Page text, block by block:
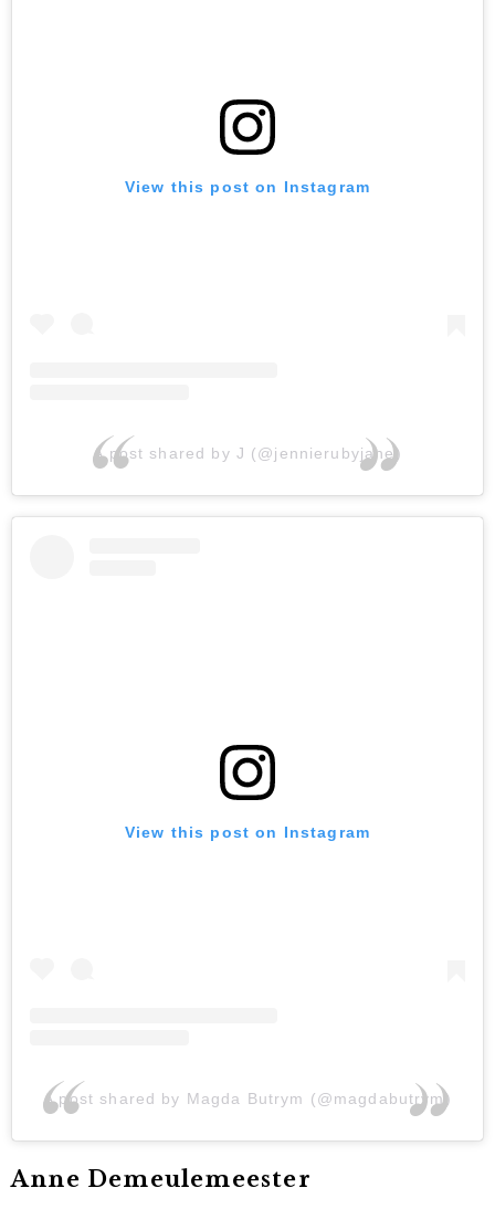
View this post on Instagram
A post shared by J (@jennierubyjane)
View this post on Instagram
A post shared by Magda Butrym (@magdabutrym)
Anne Demeulemeester